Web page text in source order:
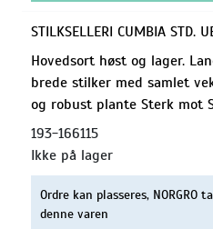
STILKSELLERI CUMBIA STD.
Hovedsort høst og lager.
brede stilker med samlet
og robust plante Sterk mot
193-166115
Ikke på lager
Ordre kan plasseres,
denne varen